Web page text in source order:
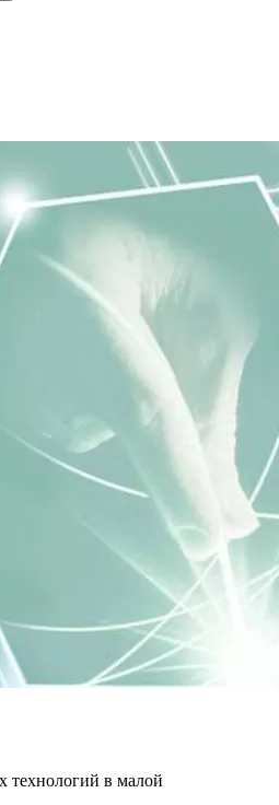
технологий в малой